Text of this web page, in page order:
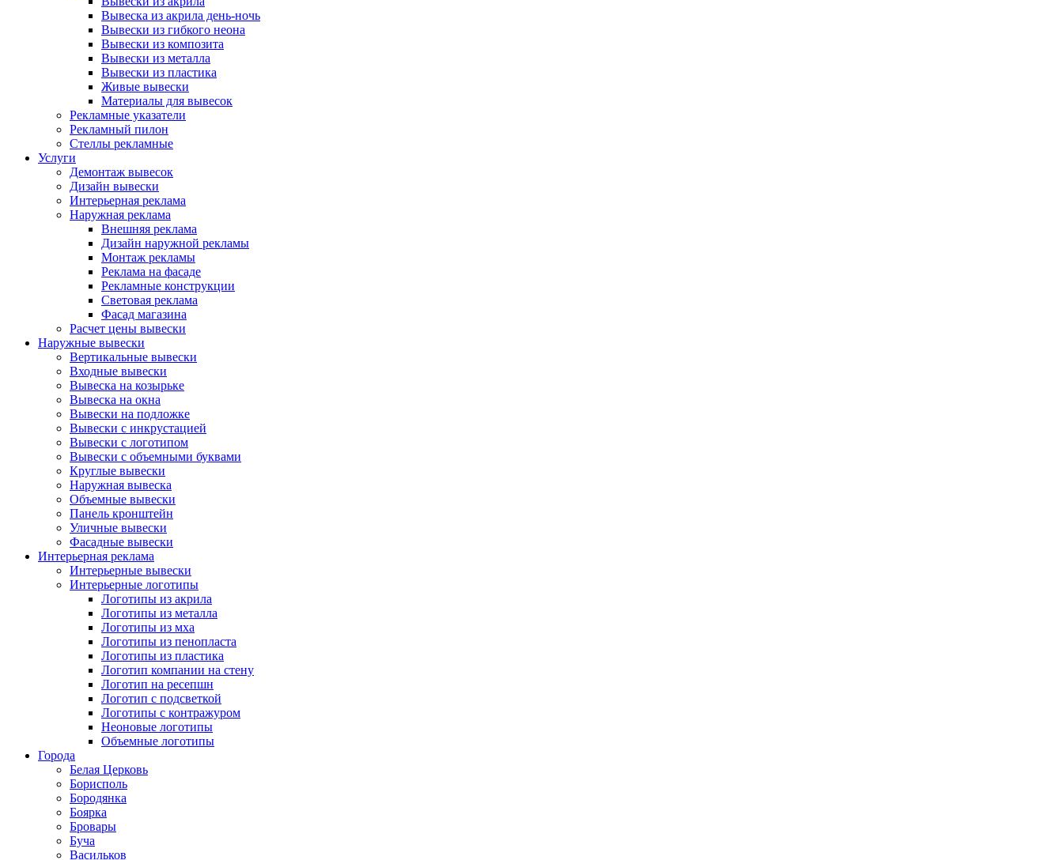
Вывеска из акрила день-ночь
Вывески из гибкого неона
Вывески из композита
Вывески из металла
Вывески из пластика
Живые вывески
Материалы для вывесок
Рекламные указатели
Рекламный пилон
Стеллы рекламные
Услуги
Демонтаж вывесок
Дизайн вывески
Интерьерная реклама
Наружная реклама
Внешняя реклама
Дизайн наружной рекламы
Монтаж рекламы
Реклама на фасаде
Рекламные конструкции
Световая реклама
Фасад магазина
Расчет цены вывески
Наружные вывески
Вертикальные вывески
Входные вывески
Вывеска на козырьке
Вывеска на окна
Вывески на подложке
Вывески с инкрустацией
Вывески с логотипом
Вывески с объемными буквами
Круглые вывески
Наружная вывеска
Объемные вывески
Панель кронштейн
Уличные вывески
Фасадные вывески
Интерьерная реклама
Интерьерные вывески
Интерьерные логотипы
Логотипы из акрила
Логотипы из металла
Логотипы из мха
Логотипы из пенопласта
Логотипы из пластика
Логотип компании на стену
Логотип на ресепшн
Логотип с подсветкой
Логотипы с контражуром
Неоновые логотипы
Объемные логотипы
Города
Белая Церковь
Борисполь
Бородянка
Боярка
Бровары
Буча
Васильков